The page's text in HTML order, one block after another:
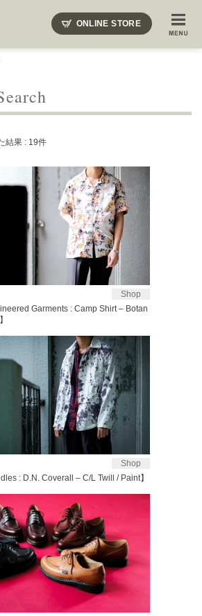
ONLINE STORE
結果 : 19件
Shop
Garments : Camp Shirt – Botan
Shop
: D.N. Coverall – C/L Twill / Paint】